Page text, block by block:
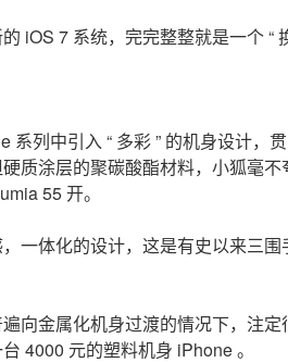
iOS 7 系统，完完整整就是一个 “
系列中引入 “ 多彩 ” 的机身设计，
质涂层的聚碳酸酯材料，小狐毫
55 开。
一体化的设计，这是有史以来三
向金属化机身过渡的情况下，注
4000 元的塑料机身 iPhone 。